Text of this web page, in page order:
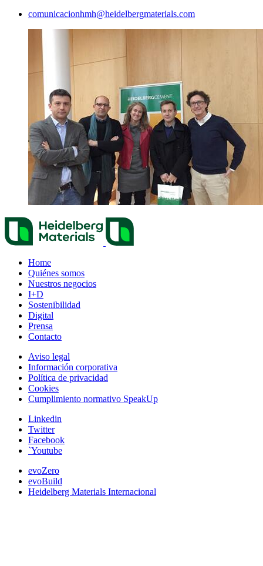
comunicacionhmh​@heidelbergmaterials.com
Home
Quiénes somos
Nuestros negocios
I+D
Sostenibilidad
Digital
Prensa
Contacto
Aviso legal
Información corporativa
Política de privacidad
Cookies
Cumplimiento normativo SpeakUp
Linkedin
Twitter
Facebook
`Youtube
evoZero
evoBuild
Heidelberg Materials Internacional